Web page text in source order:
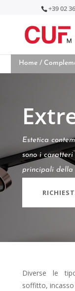
+39 02
Home /
Estetica
sono i caratteri
principali della
Diverse le
soffitto,